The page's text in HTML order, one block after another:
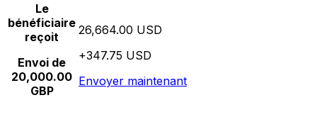
Le
bénéficiaire
reçoit
Envoi de
20,000.00
GBP
26,664.00 USD
+347.75 USD
Envoyer maintenant